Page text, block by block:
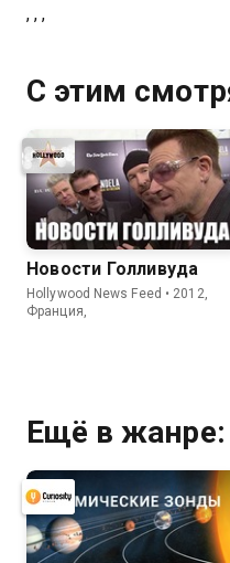
, , ,
С этим
Новости Голливуда
Hollywood News Feed • 2012,
Франция,
Ещё в жанре: